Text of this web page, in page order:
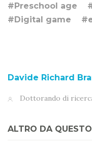
#Preschool age
#Digital game
Davide Richard
Dottorando di
ALTRO DA